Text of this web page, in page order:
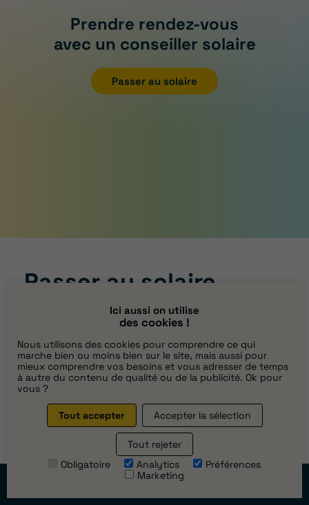
Ici aussi on utilise
des cookies !
Nous utilisons des cookies pour comprendre ce qui
marche bien ou moins bien sur le site, mais aussi pour
mieux comprendre vos besoins et vous adresser de temps
à autre du contenu de qualité ou de la publicité. Ok pour
vous ?
Tout accepter Accepter la sélection
Tout rejeter
Obligatoire
Analytics
Préférences
Marketing
rendez-vous
Prendre rendez-vous
avec un conseiller solaire
Passer au solaire
Passer au solaire
Demander un devis
Contactez-nous
9 Rue de la Longueraie,
91270 Vigneux-sur-Seine
France